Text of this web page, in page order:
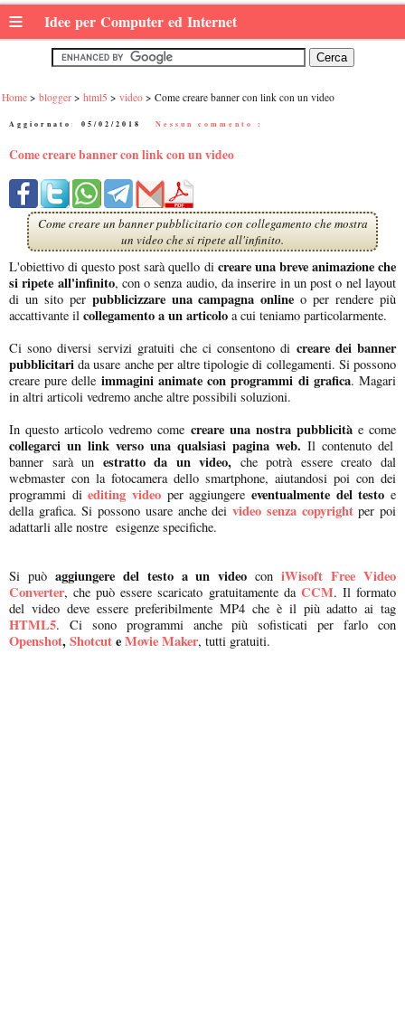
≡ Idee per Computer ed Internet
Home blogger html5 video Come creare banner con link con un video
Aggiornato: 05/02/2018 Nessun commento :
Come creare banner con link con un video
Come creare un banner pubblicitario con collegamento che mostra
un video che si ripete all'infinito.
L'obiettivo di questo post sarà quello di creare una breve animazione che
si ripete all'infinito, con o senza audio, da inserire in un post o nel layout
di un sito per pubblicizzare una campagna online o per rendere più
accattivante il collegamento a un articolo a cui teniamo particolarmente.
Ci sono diversi servizi gratuiti che ci consentono di creare dei banner
pubblicitari da usare anche per altre tipologie di collegamenti. Si possono
creare pure delle immagini animate con programmi di grafica. Magari
in altri articoli vedremo anche altre possibili soluzioni.
In questo articolo vedremo come creare una nostra pubblicitàe come
collegarci un link verso una qualsiasi pagina web. Il contenuto del
banner sarà un estratto da un video, che potrà essere creato dal
webmaster con la fotocamera dello smartphone, aiutandosi poi con dei
programmi diediting video per aggiungereeventualmente del testo e
della grafica. Si possono usare anche deivideo senza copyrightper poi
adattarli alle nostre esigenze specifiche.
Si può aggiungere del testo a un video con iWisoft Free Video
Converter, che può essere scaricato gratuitamente da CCM. Il formato
del video deve essere preferibilmente MP4 che è il più adatto ai tag
HTML5. Ci sono programmi anche più sofisticati per farlo con
Openshot,ShotcuteMovie Maker, tutti gratuiti.